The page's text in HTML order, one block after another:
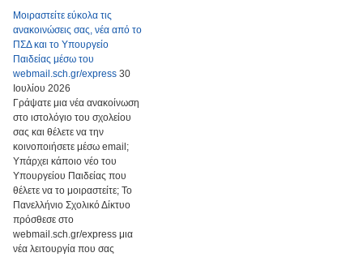
Μοιραστείτε εύκολα τις
ανακοινώσεις σας, νέα από το
ΠΣΔ και το Υπουργείο
Παιδείας μέσω του
webmail.sch.gr/express 30
Ιουλίου 2026
Γράψατε μια νέα ανακοίνωση
στο ιστολόγιο του σχολείου
σας και θέλετε να την
κοινοποιήσετε μέσω email;
Υπάρχει κάποιο νέο του
Υπουργείου Παιδείας που
θέλετε να το μοιραστείτε; Το
Πανελλήνιο Σχολικό Δίκτυο
πρόσθεσε στο
webmail.sch.gr/express μια
νέα λειτουργία που σας